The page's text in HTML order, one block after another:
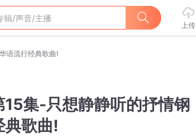
上传
语流行经典歌曲!
15集-只想静静听的抒情钢
典歌曲!